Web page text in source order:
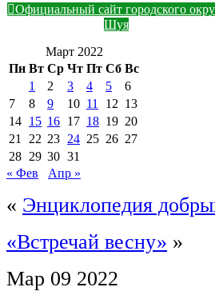
Официальный сайт городского
Шуя
Март 2022
Пн Вт Ср Чт Пт Сб Вс
1
2 3 4 5
6
7
8 9 10 11 12 13
14 15 16 17 18 19 20
21
22 23 24 25 26 27
28 29 30 31
« Фев
Апр »
« Энциклопедия
«Встречай весну» »
Мар 09 2022